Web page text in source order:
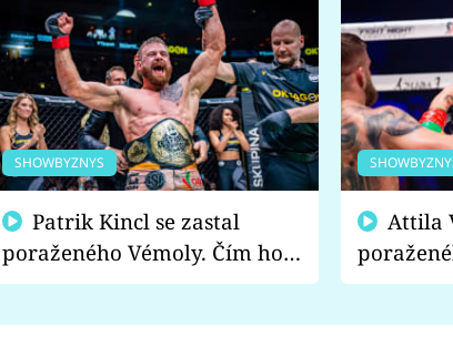
SHOWBYZNYS
poraženého Vémoly. Čím ho
fanoušci naštvali?
chce